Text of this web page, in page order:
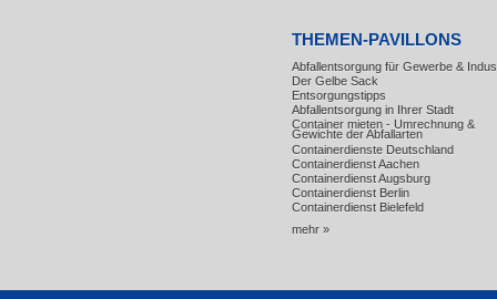
THEMEN-PAVILLONS
Abfallentsorgung für Gewerbe &
Der Gelbe Sack
Entsorgungstipps
Abfallentsorgung in Ihrer Stadt
Container mieten - Umrechnung &
Gewichte der Abfallarten
Containerdienste Deutschland
Containerdienst Aachen
Containerdienst Augsburg
Containerdienst Berlin
Containerdienst Bielefeld
mehr »